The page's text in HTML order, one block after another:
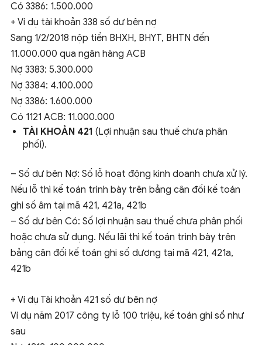
Có 3386: 1.500.000
+ Ví dụ tài khoản 338 số dư bên nợ
Sang 1/2/2018 nộp tiền BHXH, BHYT, BHTN đến
11.000.000 qua ngân hàng ACB
Nợ 3383: 5.300.000
Nợ 3384: 4.100.000
Nợ 3386: 1.600.000
Có 1121 ACB: 11.000.000
TÀI KHOẢN 421 (Lợi nhuận sau thuế chưa phân
phối).
– Số dư bên Nợ: Số lỗ hoạt động kinh doanh chưa xử lý.
Nếu lỗ thì kế toán trình bày trên bảng cân đối kế toán
ghi số âm tại mã 421, 421a, 421b
– Số dư bên Có: Số lợi nhuận sau thuế chưa phân phối
hoặc chưa sử dụng. Nếu lãi thì kế toán trình bày trên
bảng cân đối kế toán ghi số dương tại mã 421, 421a,
421b
+ Ví dụ Tài khoản 421 số dư bên nợ
Ví dụ năm 2017 công ty lỗ 100 triệu, kế toán ghi sổ như
sau